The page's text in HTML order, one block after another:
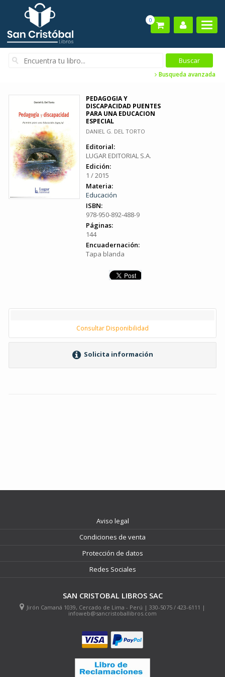
0
Busqueda avanzada
PEDAGOGIA Y
DISCAPACIDAD PUENTES
PARA UNA EDUCACION
ESPECIAL
DANIEL G. DEL TORTO
Editorial:
LUGAR EDITORIAL S.A.
Edición:
1 / 2015
Materia:
Educación
ISBN:
978-950-892-488-9
Páginas:
144
Encuadernación:
Tapa blanda
Consultar Disponibilidad
Solicita información
Aviso legal
Condiciones de venta
Protección de datos
Redes Sociales
SAN CRISTOBAL LIBROS SAC
Jirón Camaná 1039, Cercado de Lima - Perú | 330-5075 / 423-6111 |
infoweb@sancristoballibros.com